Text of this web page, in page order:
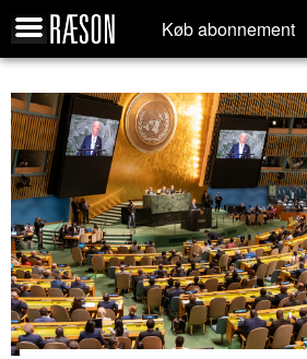
Køb abonnement